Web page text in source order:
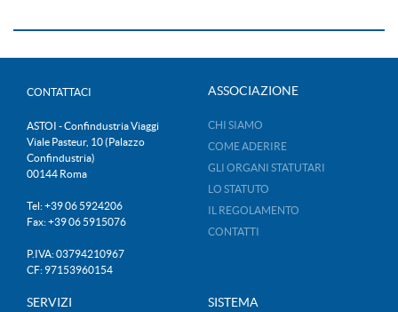
CONTATTACI
ASTOI - Confindustria Viaggi
Viale Pasteur, 10 (Palazzo
Confindustria)
00144 Roma
Tel: +39 06 5924206
Fax: +39 06 5915076
P.IVA: 03794210967
CF: 97153960154
ASSOCIAZIONE
CHI SIAMO
COME ADERIRE
GLI ORGANI STATUTARI
LO STATUTO
IL REGOLAMENTO
CONTATTI
SERVIZI SISTEMA